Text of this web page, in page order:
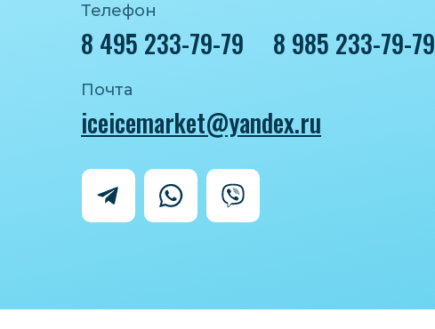
Телефон
8 495 233-79-79
Почта
iceicemarket@yandex.ru
8 985 233-79-79